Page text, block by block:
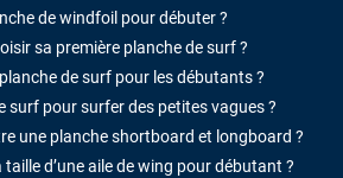
de windfoil pour débuter ?
sa première planche de surf ?
de surf pour les débutants ?
surf pour surfer des petites vagues ?
une planche shortboard et longboard ?
d’une aile de wing pour débutant ?